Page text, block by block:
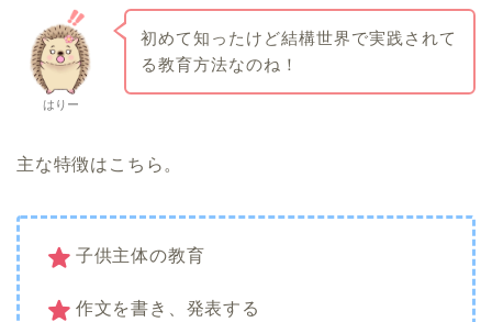
はりー
初めて知ったけど結構世界で実践されて
る教育方法なのね！
主な特徴はこちら。
子供主体の教育
作文を書き、発表する